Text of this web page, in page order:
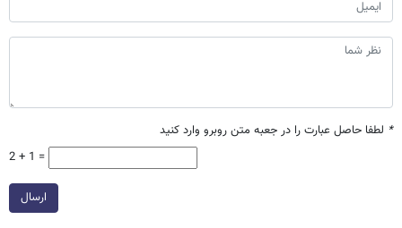
* لطفا حاصل عبارت را در جعبه متن روبرو وارد کنید
2 + 1 =
ارسال